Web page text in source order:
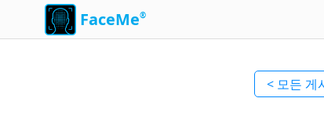
FaceMe®
< 모든 게